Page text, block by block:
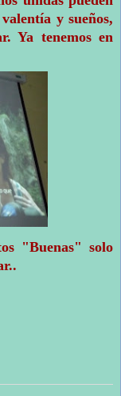
y sueños,
Ya tenemos en
"Buenas" solo